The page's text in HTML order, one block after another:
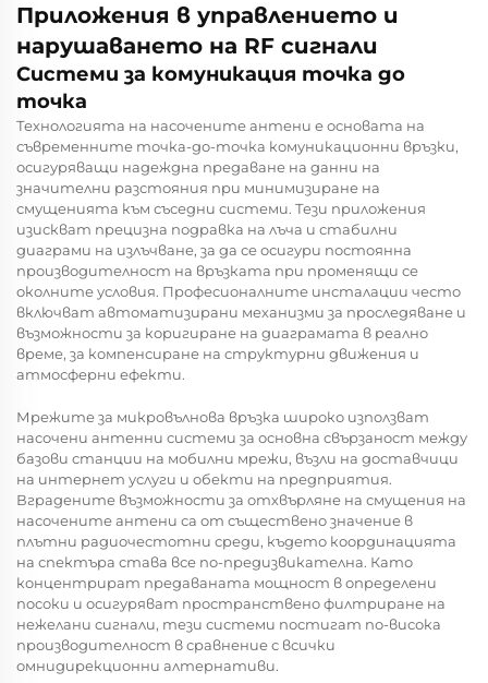
Приложения в управлението и
нарушаването на RF сигнали
Системи за комуникация точка до
точка
Технологията на насочените антени е основата на
съвременните точка-до-точка комуникационни връзки,
осигуряващи надеждна предаване на данни на
значителни разстояния при минимизиране на
смущенията към съседни системи. Тези приложения
изискват прецизна подравка на лъча и стабилни
диаграми на излъчване, за да се осигури постоянна
производителност на връзката при променящи се
околните условия. Професионалните инсталации често
включват автоматизирани механизми за проследяване и
възможности за коригиране на диаграмата в реално
време, за компенсиране на структурни движения и
атмосферни ефекти.
Мрежите за микровълнова връзка широко използват
насочени антенни системи за основна свързаност между
базови станции на мобилни мрежи, възли на доставчици
на интернет услуги и обекти на предприятия.
Вградените възможности за отхвърляне на смущения на
насочените антени са от съществено значение в
плътни радиочестотни среди, където координацията
на спектъра става все по-предизвикателна. Като
концентрират предаваната мощност в определени
посоки и осигуряват пространствено филтриране на
нежелани сигнали, тези системи постигат по-висока
производителност в сравнение с всички
омнидирекционни алтернативи.